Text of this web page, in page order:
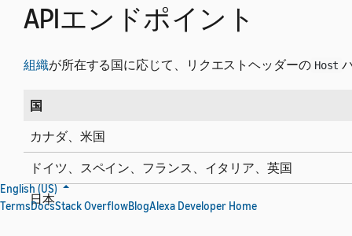
APIエンドポイント
組織が所在する国に応じて、リクエストヘッダーの Host
国
カナダ、米国
ドイツ、スペイン、フランス、イタリア、英国
日本
English (US)
TermsDocsStack OverflowBlogAlexa Developer Home